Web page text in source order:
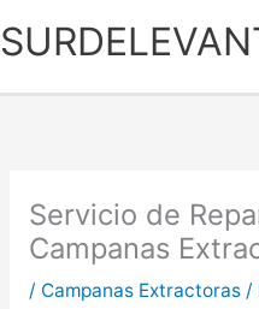
al
Servicio de
Campanas
/ Campanas Extractoras/